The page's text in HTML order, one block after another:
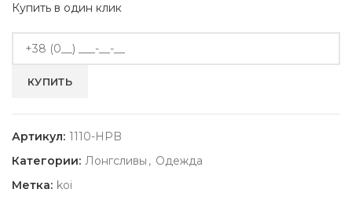
Купить в один клик
Артикул: 1110-HPB
Категории: Лонгсливы , Одежда
Метка: koi